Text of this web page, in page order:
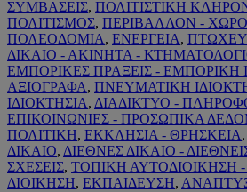
ΣΥΜΒΑΣΕΙΣ, ΠΟΛΙΤΙΣΤΙΚΗ
ΠΟΛΙΤΙΣΜΟΣ, ΠΕΡΙΒΑΛΛΟΝ -
ΠΟΛΕΟΔΟΜΙΑ, ΕΝΕΡΓΕΙΑ,
ΔΙΚΑΙΟ - ΑΚΙΝΗΤΑ -
ΕΜΠΟΡΙΚΕΣ ΠΡΑΞΕΙΣ - ΕΜΠΟΡΙΚΗ
ΑΞΙΟΓΡΑΦΑ, ΠΝΕΥΜΑΤΙΚΗ
ΙΔΙΟΚΤΗΣΙΑ, ΔΙΑΔΙΚΤΥΟ -
ΕΠΙΚΟΙΝΩΝΙΕΣ - ΠΡΟΣΩΠΙΚΑ
ΠΟΛΙΤΙΚΗ, ΕΚΚΛΗΣΙΑ - ΘΡΗΣΚΕΙΑ,
ΔΙΚΑΙΟ, ΔΙΕΘΝΕΣ ΔΙΚΑΙΟ -
ΣΧΕΣΕΙΣ, ΤΟΠΙΚΗ
ΔΙΟΙΚΗΣΗ, ΕΚΠΑΙΔΕΥΣΗ,